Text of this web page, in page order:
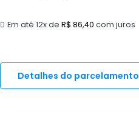
Em até 12x de R$ 86,40 com juros
Detalhes do parcelamento